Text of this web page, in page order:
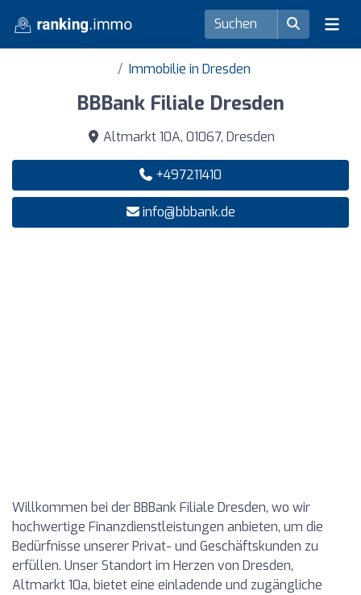
Immobilie in Dresden
BBBank Filiale Dresden
Altmarkt 10A, 01067, Dresden
+497211410
info@bbbank.de
Willkommen bei der BBBank Filiale Dresden, wo wir
hochwertige Finanzdienstleistungen anbieten, um die
Bedürfnisse unserer Privat- und Geschäftskunden zu
erfüllen. Unser Standort im Herzen von Dresden,
Altmarkt 10a, bietet eine einladende und zugängliche